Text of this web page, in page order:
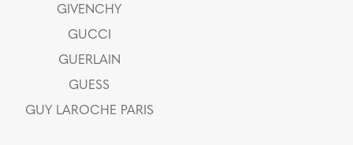
GIVENCHY
GUCCI
GUERLAIN
GUESS
GUY LAROCHE PARIS